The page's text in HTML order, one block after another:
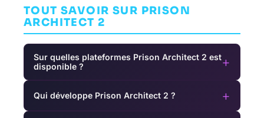
TOUT SAVOIR SUR PRISON
ARCHITECT 2
Sur quelles plateformes Prison Architect 2 est
disponible ?
+
Qui développe Prison Architect 2 ? +